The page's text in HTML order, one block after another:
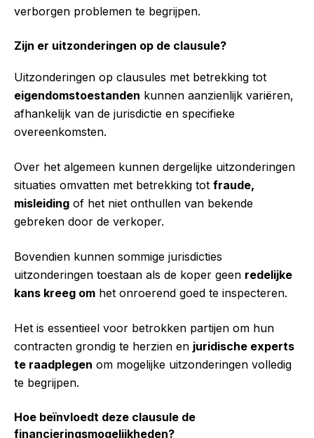
verborgen problemen te begrijpen.
Zijn er uitzonderingen op de clausule?
Uitzonderingen op clausules met betrekking tot
eigendomstoestanden kunnen aanzienlijk variëren,
afhankelijk van de jurisdictie en specifieke
overeenkomsten.
Over het algemeen kunnen dergelijke uitzonderingen
situaties omvatten met betrekking tot fraude,
misleiding of het niet onthullen van bekende
gebreken door de verkoper.
Bovendien kunnen sommige jurisdicties
uitzonderingen toestaan als de koper geen redelijke
kans kreeg om het onroerend goed te inspecteren.
Het is essentieel voor betrokken partijen om hun
contracten grondig te herzien en juridische experts
te raadplegen om mogelijke uitzonderingen volledig
te begrijpen.
Hoe beïnvloedt deze clausule de
financieringsmogelijkheden?